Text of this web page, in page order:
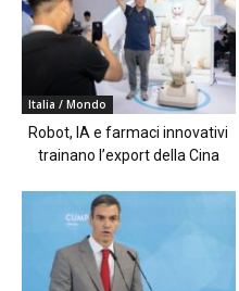
Italia / Mondo
Robot, IA e farmaci innovativi
trainano l’export della Cina